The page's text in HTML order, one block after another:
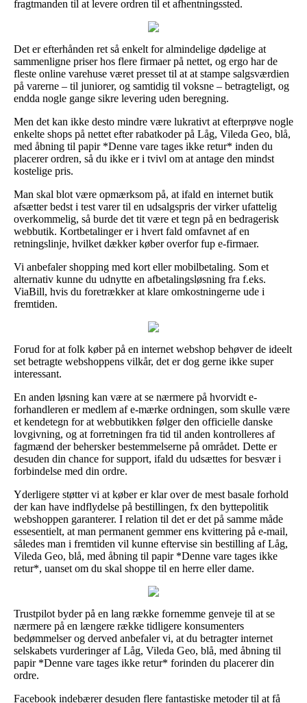
fragtmanden til at levere ordren til et afhentningssted.
Det er efterhånden ret så enkelt for almindelige dødelige at
sammenligne priser hos flere firmaer på nettet, og ergo har de
fleste online varehuse været presset til at at stampe salgsværdien
på varerne – til juniorer, og samtidig til voksne – betragteligt, og
endda nogle gange sikre levering uden beregning.
Men det kan ikke desto mindre være lukrativt at efterprøve nogle
enkelte shops på nettet efter rabatkoder på Låg, Vileda Geo, blå,
med åbning til papir *Denne vare tages ikke retur* inden du
placerer ordren, så du ikke er i tvivl om at antage den mindst
kostelige pris.
Man skal blot være opmærksom på, at ifald en internet butik
afsætter bedst i test varer til en udsalgspris der virker ufattelig
overkommelig, så burde det tit være et tegn på en bedragerisk
webbutik. Kortbetalinger er i hvert fald omfavnet af en
retningslinje, hvilket dækker køber overfor fup e-firmaer.
Vi anbefaler shopping med kort eller mobilbetaling. Som et
alternativ kunne du udnytte en afbetalingsløsning fra f.eks.
ViaBill, hvis du foretrækker at klare omkostningerne ude i
fremtiden.
Forud for at folk køber på en internet webshop behøver de ideelt
set betragte webshoppens vilkår, det er dog gerne ikke super
interessant.
En anden løsning kan være at se nærmere på hvorvidt e-
forhandleren er medlem af e-mærke ordningen, som skulle være
et kendetegn for at webbutikken følger den officielle danske
lovgivning, og at forretningen fra tid til anden kontrolleres af
fagmænd der behersker bestemmelserne på området. Dette er
desuden din chance for support, ifald du udsættes for besvær i
forbindelse med din ordre.
Yderligere støtter vi at køber er klar over de mest basale forhold
der kan have indflydelse på bestillingen, fx den byttepolitik
webshoppen garanterer. I relation til det er det på samme måde
essesentielt, at man permanent gemmer ens kvittering på e-mail,
således man i fremtiden vil kunne eftervise sin bestilling af Låg,
Vileda Geo, blå, med åbning til papir *Denne vare tages ikke
retur*, uanset om du skal shoppe til en herre eller dame.
Trustpilot byder på en lang række fornemme genveje til at se
nærmere på en længere række tidligere konsumenters
bedømmelser og derved anbefaler vi, at du betragter internet
selskabets vurderinger af Låg, Vileda Geo, blå, med åbning til
papir *Denne vare tages ikke retur* forinden du placerer din
ordre.
Facebook indebærer desuden flere fantastiske metoder til at få